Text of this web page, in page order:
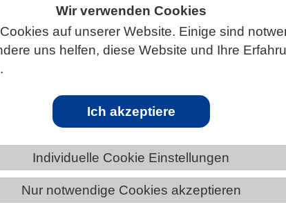
Wir verwenden Cookies
auf unserer Website. Einige sind
uns helfen, diese Website und Ihre
Ich akzeptiere
Individuelle Cookie Einstellungen
Nur notwendige Cookies akzeptieren
die einen gerichteten Transport